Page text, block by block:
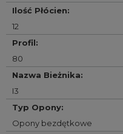
Ilość Płócien:
12
Profil:
80
Nazwa Bieżnika:
I3
Typ Opony:
Opony bezdętkowe